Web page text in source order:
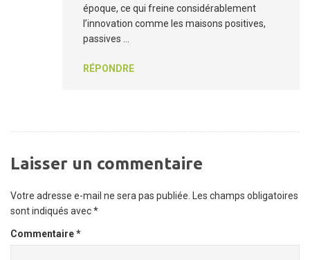
époque, ce qui freine considérablement
l’innovation comme les maisons positives,
passives …
RÉPONDRE
Laisser un commentaire
Votre adresse e-mail ne sera pas publiée.
Les champs obligatoires
sont indiqués avec*
Commentaire*